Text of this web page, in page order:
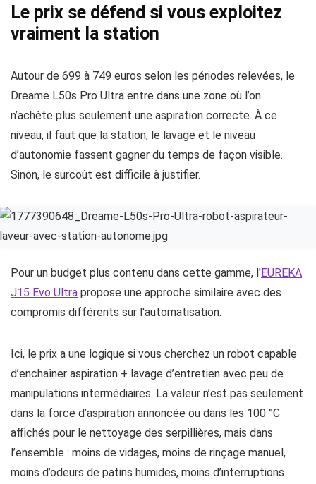
Le prix se défend si vous exploitez
vraiment la station
Autour de 699 à 749 euros selon les périodes relevées, le
Dreame L50s Pro Ultra entre dans une zone où l’on
n’achète plus seulement une aspiration correcte. À ce
niveau, il faut que la station, le lavage et le niveau
d’autonomie fassent gagner du temps de façon visible.
Sinon, le surcoût est difficile à justifier.
Pour un budget plus contenu dans cette gamme, l'EUREKA
J15 Evo Ultra propose une approche similaire avec des
compromis différents sur l'automatisation.
Ici, le prix a une logique si vous cherchez un robot capable
d’enchaîner aspiration + lavage d’entretien avec peu de
manipulations intermédiaires. La valeur n’est pas seulement
dans la force d’aspiration annoncée ou dans les 100 °C
affichés pour le nettoyage des serpillières, mais dans
l’ensemble : moins de vidages, moins de rinçage manuel,
moins d’odeurs de patins humides, moins d’interruptions.